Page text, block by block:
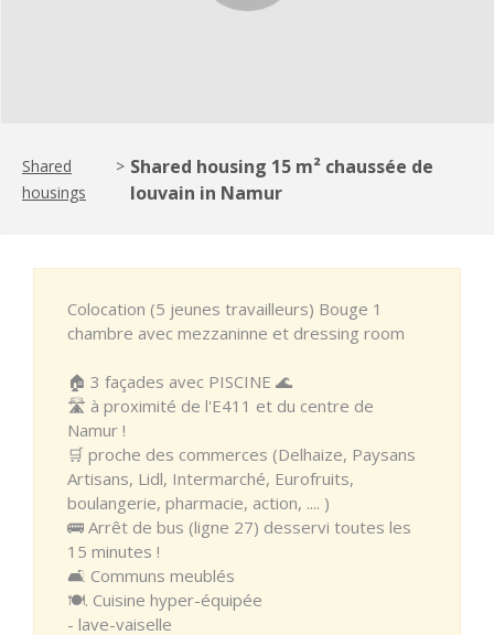
Shared
housings
> Shared housing 15 m² chaussée de
louvain in Namur
Colocation (5 jeunes travailleurs) Bouge 1
chambre avec mezzaninne et dressing room
🏠 3 façades avec PISCINE 🌊
🛣 à proximité de l'E411 et du centre de
Namur !
🛒 proche des commerces (Delhaize, Paysans
Artisans, Lidl, Intermarché, Eurofruits,
boulangerie, pharmacie, action, .... )
🚌 Arrêt de bus (ligne 27) desservi toutes les
15 minutes !
🛋 Communs meublés
🍽. Cuisine hyper-équipée
- lave-vaiselle